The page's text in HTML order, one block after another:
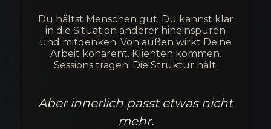
Du hältst Menschen gut. Du kannst klar
in die Situation anderer hineinspüren
und mitdenken. Von außen wirkt Deine
Arbeit kohärent. Klienten kommen.
Sessions tragen. Die Struktur hält.
Aber innerlich passt etwas nicht
mehr.